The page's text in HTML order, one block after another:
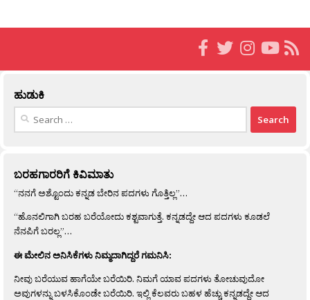
ಹುಡುಕಿ
Search
ಬರಹಗಾರರಿಗೆ ಕಿವಿಮಾತು
“ನನಗೆ ಅಶ್ಟೊಂದು ಕನ್ನಡ ಬೇರಿನ ಪದಗಳು ಗೊತ್ತಿಲ್ಲ”…
“ಹೊನಲಿಗಾಗಿ ಬರಹ ಬರೆಯೋದು ಕಶ್ಟವಾಗುತ್ತೆ. ಕನ್ನಡದ್ದೇ ಆದ ಪದಗಳು ಕೂಡಲೆ
ನೆನಪಿಗೆ ಬರಲ್ಲ”…
ಈ ಮೇಲಿನ ಅನಿಸಿಕೆಗಳು ನಿಮ್ಮದಾಗಿದ್ದರೆ ಗಮನಿಸಿ:
ನೀವು ಬರೆಯುವ ಹಾಗೆಯೇ ಬರೆಯಿರಿ. ನಿಮಗೆ ಯಾವ ಪದಗಳು ತೋಚುವುದೋ
ಅವುಗಳನ್ನು ಬಳಸಿಕೊಂಡೇ ಬರೆಯಿರಿ. ಇಲ್ಲಿ ಕೆಲವರು ಬಹಳ ಹೆಚ್ಚು ಕನ್ನಡದ್ದೇ ಆದ